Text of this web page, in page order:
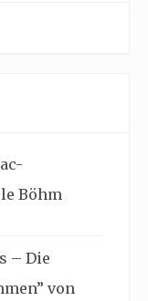
Böhm
– Die
von